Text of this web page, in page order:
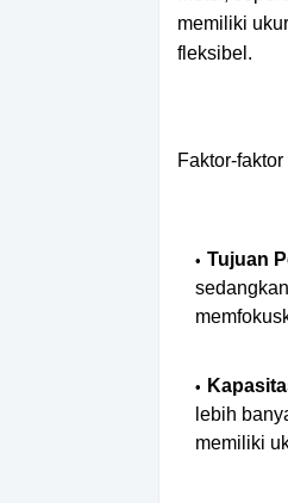
memiliki
fleksibel.
Faktor-
Tujuan
lebih
memiliki